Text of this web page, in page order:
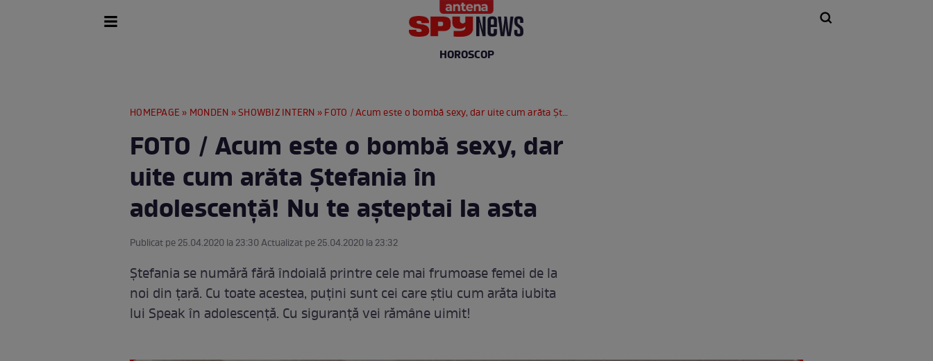
HOROSCOP
HOMEPAGE » MONDEN »SHOWBIZ INTERN » FOTO / Acum este o bombă sexy, dar uite cum arăta Ștefania în adolescență! Nu te așteptai la asta
FOTO / Acum este o bombă sexy, dar
uite cum arăta Ștefania în
adolescență! Nu te așteptai la asta
Publicat pe 25.04.2020 la 23:30 Actualizat pe 25.04.2020 la 23:32
Ștefania se numără fără îndoială printre cele mai frumoase femei de la
noi din țară. Cu toate acestea, puțini sunt cei care știu cum arăta iubita
lui Speak în adolescență. Cu siguranță vei rămâne uimit!